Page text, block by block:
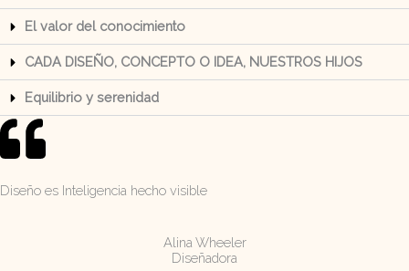
El valor del conocimiento
CADA DISEÑO, CONCEPTO O IDEA, NUESTROS HIJOS
Equilibrio y serenidad
Diseño es Inteligencia hecho visible
Alina Wheeler
Diseñadora